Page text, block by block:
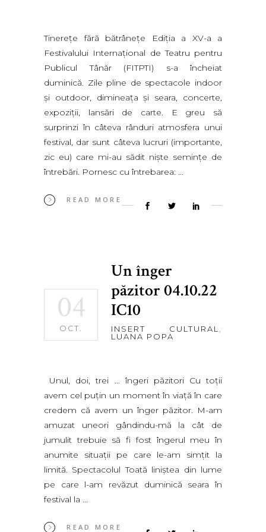
Tinereţe fără bătrâneţe Ediţia a XV-a a
Festivalului Internaţional de Teatru pentru
Publicul Tânăr (FITPTI) s-a încheiat
duminică. Zile pline de spectacole indoor
şi outdoor, dimineaţa şi seara, concerte,
expoziţii, lansări de carte. E greu să
surprinzi în câteva rânduri atmosfera unui
festival, dar sunt câteva lucruri (importante,
zic eu) care mi-au sădit nişte seminţe de
întrebări. Pornesc cu întrebarea:
READ MORE
04
OCT.
Un înger
păzitor 04.10.22
IC10
INSERT CULTURAL,
LUANA POPA
Unul, doi, trei … îngeri păzitori Cu toţii
avem cel puţin un moment în viaţă în care
credem că avem un înger păzitor. M-am
amuzat uneori gândindu-mă la cât de
jumulit trebuie să fi fost îngerul meu în
anumite situaţii pe care le-am simţit la
limită. Spectacolul Toată liniştea din lume
pe care l-am revăzut duminică seara în
festival la
READ MORE